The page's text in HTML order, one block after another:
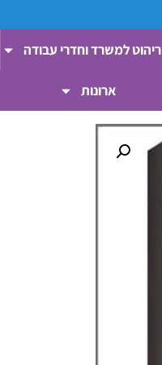
ריהוט למשרד וחדרי עבודה
ארונות